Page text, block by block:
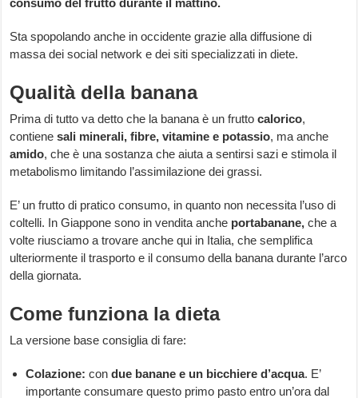
consumo del frutto durante il mattino.
Sta spopolando anche in occidente grazie alla diffusione di
massa dei social network e dei siti specializzati in diete.
Qualità della banana
Prima di tutto va detto che la banana è un fruttocalorico,
contienesali minerali, fibre, vitamine e potassio, ma anche
amido, che è una sostanza che aiuta a sentirsi sazi e stimola il
metabolismo limitando l’assimilazione dei grassi.
E’ un frutto di pratico consumo, in quanto non necessita l’uso di
coltelli. In Giappone sono in vendita anche portabanane, che a
volte riusciamo a trovare anche qui in Italia, che semplifica
ulteriormente il trasporto e il consumo della banana durante l’arco
della giornata.
Come funziona la dieta
La versione base consiglia di fare:
Colazione: condue banane e un bicchiere d’acqua. E’
importante consumare questo primo pasto entro un’ora dal